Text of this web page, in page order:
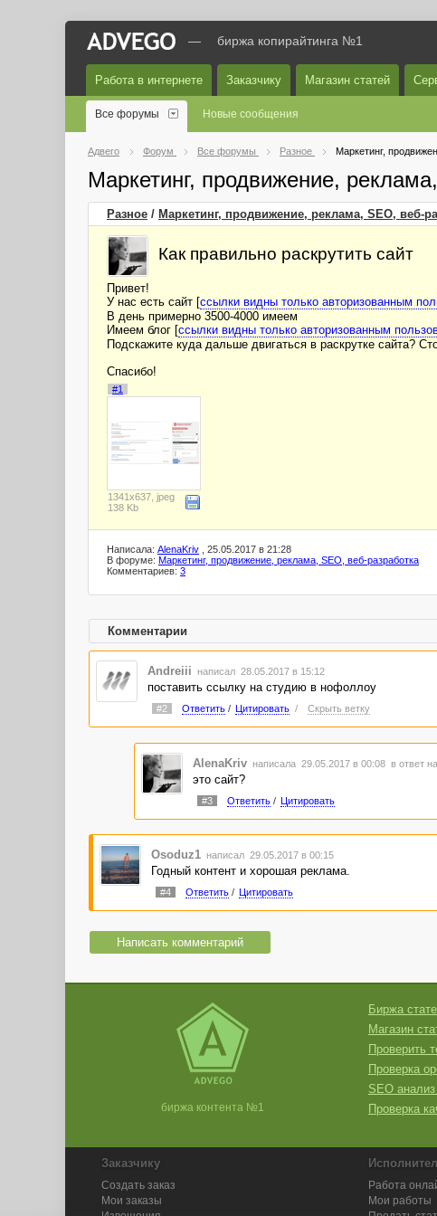
— биржа копирайтинга №1
Работа в интернете Заказчику Магазин статей
Все форумы Новые сообщения
Адвего Форум Все форумы Разное Маркетинг,
Маркетинг, продвижение,
Разное / Маркетинг, продвижение, реклама, SEO, веб-
Как правильно раскрутить сайт
Привет!
У нас есть сайт [ссылки видны только авторизованным
В день примерно 3500-4000 имеем
Имеем блог [ссылки видны только авторизованным
Подскажите куда дальше двигаться в раскрутке сайта?
Спасибо!
#1
1341x637, jpeg
138 Kb
Написала: AlenaKriv , 25.05.2017 в 21:28
В форуме: Маркетинг, продвижение, реклама, SEO, веб-разработка
Комментариев: 3
Комментарии
Andreiii написал 28.05.2017 в 15:12
поставить ссылку на студию в нофоллоу
#2 Ответить/ Цитировать / Скрыть ветку
AlenaKriv написала 29.05.2017 в 00:08 в ответ
это сайт?
#3 Ответить/ Цитировать
Osoduz1 написал 29.05.2017 в 00:15
Годный контент и хорошая реклама.
#4 Ответить/ Цитировать
Написать комментарий
биржа контента №1
Биржа
Магазин
Проверить
Проверка
SEO
Проверка
Заказчику
Создать заказ
Мои заказы
Работа
Мои работы